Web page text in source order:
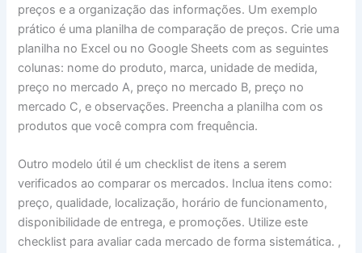
preços e a organização das informações. Um exemplo
prático é uma planilha de comparação de preços. Crie uma
planilha no Excel ou no Google Sheets com as seguintes
colunas: nome do produto, marca, unidade de medida,
preço no mercado A, preço no mercado B, preço no
mercado C, e observações. Preencha a planilha com os
produtos que você compra com frequência.
Outro modelo útil é um checklist de itens a serem
verificados ao comparar os mercados. Inclua itens como:
preço, qualidade, localização, horário de funcionamento,
disponibilidade de entrega, e promoções. Utilize este
checklist para avaliar cada mercado de forma sistemática. ,